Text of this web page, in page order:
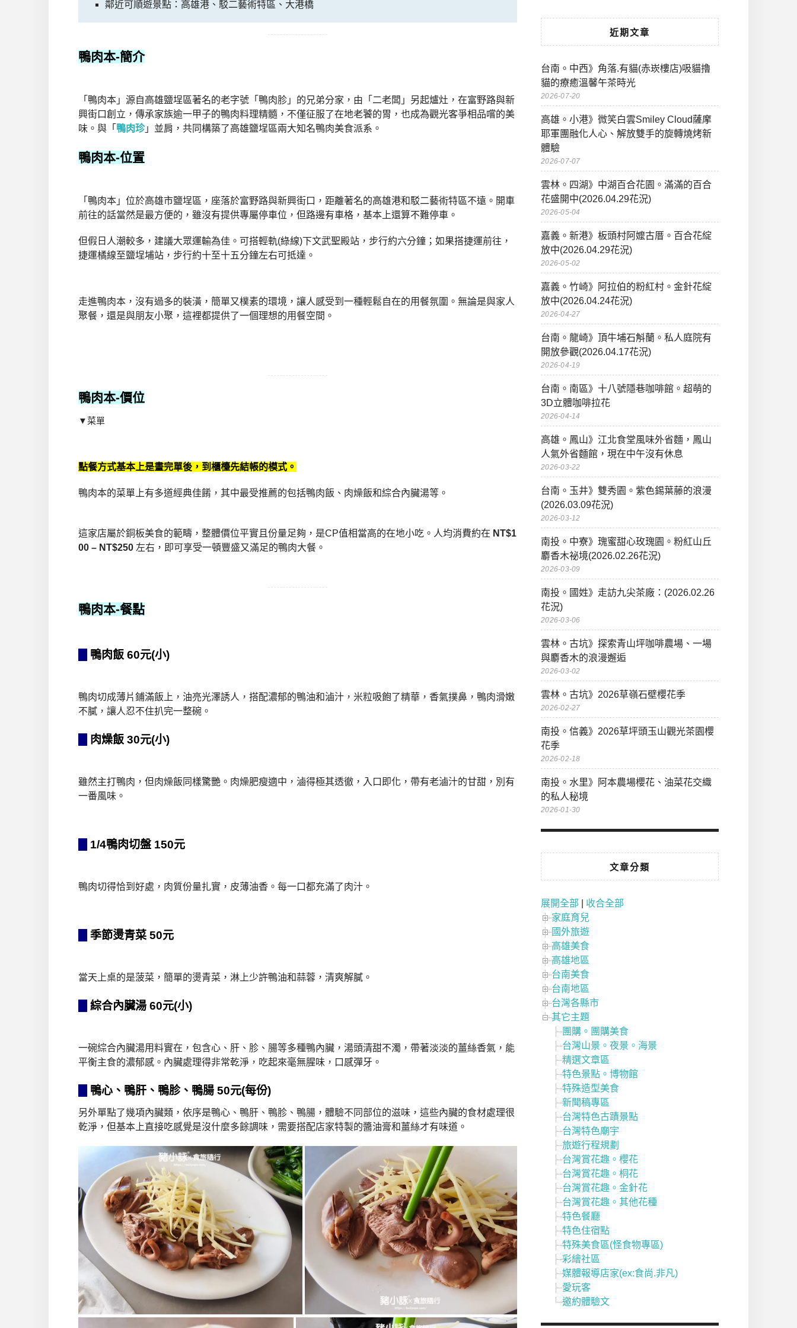
鄰近可順遊景點：高雄港、駁二藝術特區、大港橋
鴨肉本-簡介
「鴨肉本」源自高雄鹽埕區著名的老字號「鴨肉胗」的兄弟分家，由「二老闆」另起爐灶，在富野路與新
興街口創立，傳承家族逾一甲子的鴨肉料理精髓，不僅征服了在地老饕的胃，也成為觀光客爭相品嚐的美
味。與「 鴨肉珍」並肩，共同構築了高雄鹽埕區兩大知名鴨肉美食派系。
鴨肉本-位置
「鴨肉本」位於高雄市鹽埕區，座落於富野路與新興街口，距離著名的高雄港和駁二藝術特區不遠。開車
前往的話當然是最方便的，雖沒有提供專屬停車位，但路邊有車格，基本上還算不難停車。
但假日人潮較多，建議大眾運輸為佳。可搭輕軌(綠線)下文武聖殿站，步行約六分鐘；如果搭捷運前往，
捷運橘線至鹽埕埔站，步行約十至十五分鐘左右可抵達。
走進鴨肉本，沒有過多的裝潢，簡單又樸素的環境，讓人感受到一種輕鬆自在的用餐氛圍。無論是與家人
聚餐，還是與朋友小聚，這裡都提供了一個理想的用餐空間。
鴨肉本-價位
▼菜單
點餐方式基本上是畫完單後，到櫃檯先結帳的模式。
鴨肉本的菜單上有多道經典佳餚，其中最受推薦的包括鴨肉飯、肉燥飯和綜合內臟湯等。
這家店屬於銅板美食的範疇，整體價位平實且份量足夠，是CP值相當高的在地小吃。人均消費約在 NT$1
00 – NT$250 左右，即可享受一頓豐盛又滿足的鴨肉大餐。
鴨肉本-餐點
鴨肉飯 60元(小)
鴨肉切成薄片鋪滿飯上，油亮光澤誘人，搭配濃郁的鴨油和滷汁，米粒吸飽了精華，香氣撲鼻，鴨肉滑嫩
不膩，讓人忍不住扒完一整碗。
肉燥飯 30元(小)
雖然主打鴨肉，但肉燥飯同樣驚艷。肉燥肥瘦適中，滷得極其透徹，入口即化，帶有老滷汁的甘甜，別有
一番風味。
1/4鴨肉切盤 150元
鴨肉切得恰到好處，肉質份量扎實，皮薄油香。每一口都充滿了肉汁。
季節燙青菜 50元
當天上桌的是菠菜，簡單的燙青菜，淋上少許鴨油和蒜蓉，清爽解膩。
綜合內臟湯 60元(小)
一碗綜合內臟湯用料實在，包含心、肝、胗、腸等多種鴨內臟，湯頭清甜不濁，帶著淡淡的薑絲香氣，能
平衡主食的濃郁感。內臟處理得非常乾淨，吃起來毫無腥味，口感彈牙。
鴨心、鴨肝、鴨胗、鴨腸 50元(每份)
另外單點了幾項內臟類，依序是鴨心、鴨肝、鴨胗、鴨腸，體驗不同部位的滋味，這些內臟的食材處理很
乾淨，但基本上直接吃感覺是沒什麼多餘調味，需要搭配店家特製的醬油膏和薑絲才有味道。
近期文章
台南。中西》角落.有貓(赤崁樓店)吸貓擼
貓的療癒溫馨午茶時光
2026-07-20
高雄。小港》微笑白雲Smiley Cloud薩摩
耶軍團融化人心、解放雙手的旋轉燒烤新
體驗
2026-07-07
雲林。四湖》中湖百合花園。滿滿的百合
花盛開中(2026.04.29花況)
2026-05-04
嘉義。新港》板頭村阿嬤古厝。百合花綻
放中(2026.04.29花況)
2026-05-02
嘉義。竹崎》阿拉伯的粉紅村。金針花綻
放中(2026.04.24花況)
2026-04-27
台南。龍崎》頂牛埔石斛蘭。私人庭院有
開放參觀(2026.04.17花況)
2026-04-19
台南。南區》十八號隱巷咖啡館。超萌的
3D立體咖啡拉花
2026-04-14
高雄。鳳山》江北食堂風味外省麵，鳳山
人氣外省麵館，現在中午沒有休息
2026-03-22
台南。玉井》雙秀園。紫色錫葉藤的浪漫
(2026.03.09花況)
2026-03-12
南投。中寮》瑰蜜甜心玫瑰園。粉紅山丘
麝香木祕境(2026.02.26花況)
2026-03-09
南投。國姓》走訪九尖茶廠：(2026.02.26
花況)
2026-03-06
雲林。古坑》探索青山坪咖啡農場、一場
與麝香木的浪漫邂逅
2026-03-02
雲林。古坑》2026草嶺石壁櫻花季
2026-02-27
南投。信義》2026草坪頭玉山觀光茶園櫻
花季
2026-02-18
南投。水里》阿本農場櫻花、油菜花交織
的私人秘境
2026-01-30
文章分類
展開全部
收合全部
家庭育兒
國外旅遊
高雄美食
高雄地區
台南美食
台南地區
台灣各縣市
其它主題
團購。團購美食
台灣山景。夜景。海景
精選文章區
特色景點。博物館
特殊造型美食
新聞稿專區
台灣特色古蹟景點
台灣特色廟宇
旅遊行程規劃
台灣賞花趣。櫻花
台灣賞花趣。桐花
台灣賞花趣。金針花
台灣賞花趣。其他花種
特色餐廳
特色住宿點
特殊美食區(怪食物專區)
彩繪社區
媒體報導店家(ex:食尚.非凡)
愛玩客
邀約體驗文